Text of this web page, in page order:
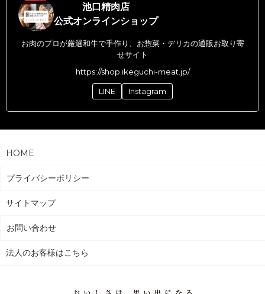
池口精肉店
公式オンラインショップ
お肉のプロが厳選和牛で手作り、お惣菜・デリカの通販お取り寄
せサイト
https://shop.ikeguchi-meat.jp/
LINE Instagram
HOME
プライバシーポリシー
サイトマップ
お問い合わせ
法人のお客様はこちら